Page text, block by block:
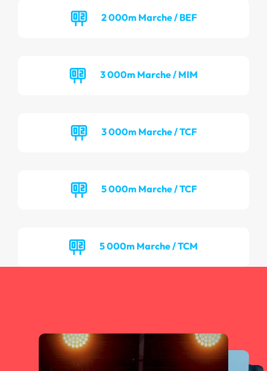
2 000m Marche / BEF
3 000m Marche / MIM
3 000m Marche / TCF
5 000m Marche / TCF
5 000m Marche / TCM